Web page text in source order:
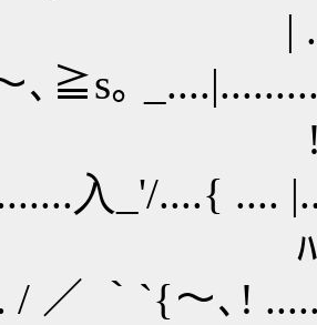
ﾄ |
､≧s｡
ﾄ |
入_'/....{ ....
ﾄ |
/ ／ ｀`{～､!